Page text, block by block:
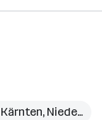
Kärnten, Niederösterreich